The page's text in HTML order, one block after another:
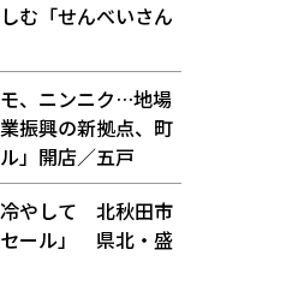
む「せんべいさん
、ニンニク…地場
振興の新拠点、町
」開店／五戸
やして 北秋田市
ール」 県北・盛